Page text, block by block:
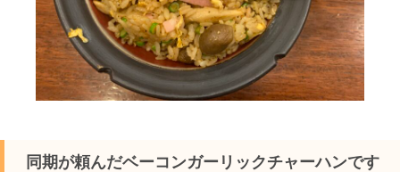
同期が頼んだベーコンガーリックチャーハンです